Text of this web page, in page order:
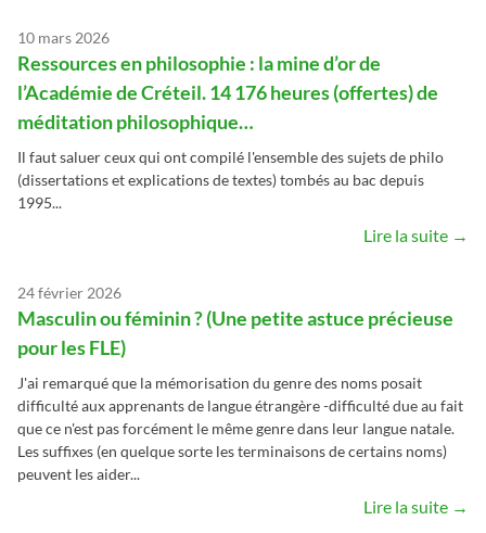
10 mars 2026
Ressources en philosophie : la mine d’or de
l’Académie de Créteil. 14 176 heures (offertes) de
méditation philosophique…
Il faut saluer ceux qui ont compilé l'ensemble des sujets de philo
(dissertations et explications de textes) tombés au bac depuis
1995...
Lire la suite →
24 février 2026
Masculin ou féminin ? (Une petite astuce précieuse
pour les FLE)
J'ai remarqué que la mémorisation du genre des noms posait
difficulté aux apprenants de langue étrangère -difficulté due au fait
que ce n'est pas forcément le même genre dans leur langue natale.
Les suffixes (en quelque sorte les terminaisons de certains noms)
peuvent les aider...
Lire la suite →